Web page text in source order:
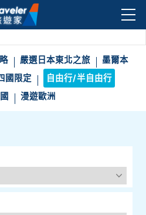
嚴選日本東北之旅
墨爾本
國限定
自由行/半自由行
漫遊歐洲